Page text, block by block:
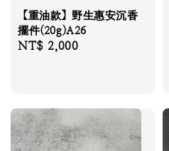
【重油款】野生惠安沉香
擺件(20g)A26
Regular
NT$ 2,000